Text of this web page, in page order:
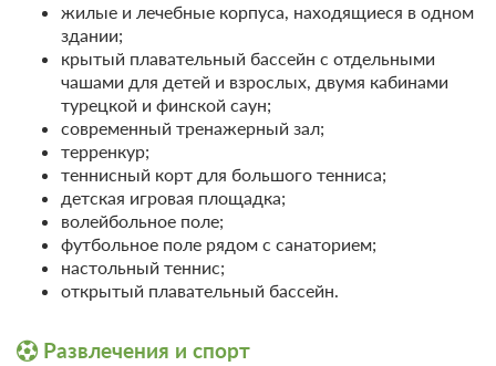
жилые и лечебные корпуса, находящиеся в одном
здании;
крытый плавательный бассейн с отдельными
чашами для детей и взрослых, двумя кабинами
турецкой и финской саун;
современный тренажерный зал;
терренкур;
теннисный корт для большого тенниса;
детская игровая площадка;
волейбольное поле;
футбольное поле рядом с санаторием;
настольный теннис;
открытый плавательный бассейн.
Развлечения и спорт